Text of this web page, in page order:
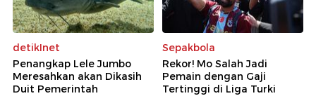
detikInet
Penangkap Lele Jumbo
Meresahkan akan Dikasih
Duit Pemerintah
Sepakbola
Rekor! Mo Salah Jadi
Pemain dengan Gaji
Tertinggi di Liga Turki